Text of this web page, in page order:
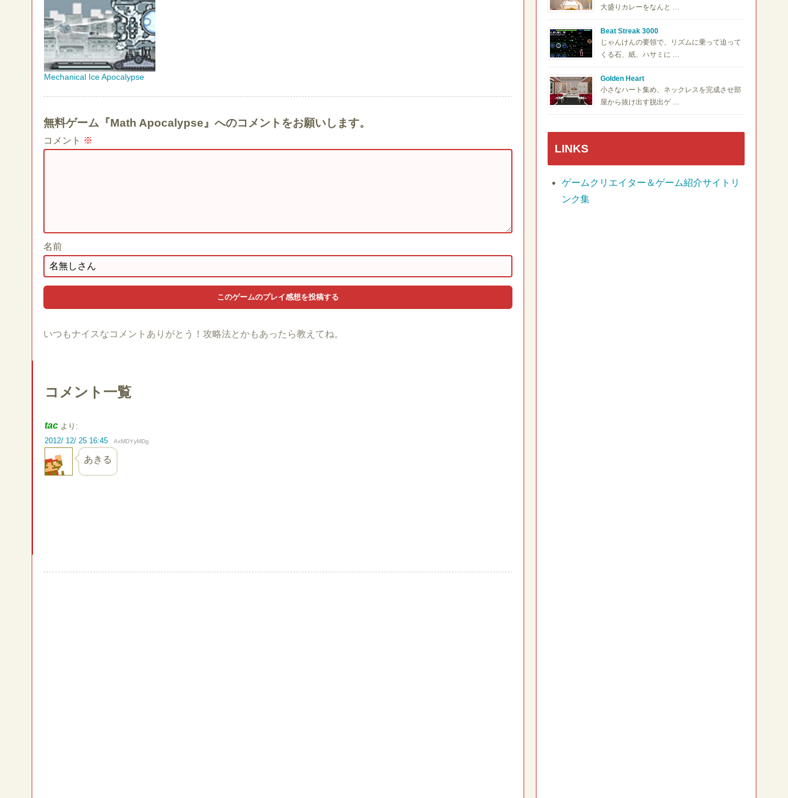
Mechanical Ice Apocalypse
無料ゲーム『Math Apocalypse』へのコメントをお願いします。
コメント ※
名前
いつもナイスなコメントありがとう！攻略法とかもあったら教えてね。
コメント一覧
tac より:
2012/ 12/ 25 16:45
AxMDYyMDg
あきる
大盛りカレーをなんと …
Beat Streak 3000
じゃんけんの要領で、リズムに乗って迫って
くる石、紙、ハサミに …
Golden Heart
小さなハート集め、ネックレスを完成させ部
屋から抜け出す脱出ゲ …
LINKS
ゲームクリエイター＆ゲーム紹介サイトリ
ンク集